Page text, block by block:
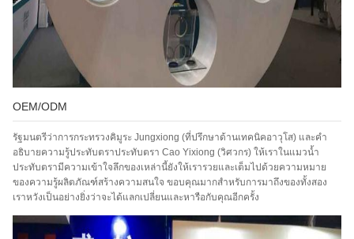
OEM/ODM
รัฐมนตรีว่าการกระทรวงคิมูระ Jungxiong (ที่ปรึกษาด้านเทคนิคอาวุโส) และคำ
อธิบายความรู้ประทับตราประทับตรา Cao Yixiong (วิศวกร) ให้เราในแมวน้ำ
ประทับตรามีความเข้าใจลึกของเหล่านี้ยังให้เรารวยและเต็มไปด้วยความหมาย
ของความรู้ผลิตภัณฑ์สร้างความสนใจ ขอบคุณมากสำหรับการมาถึงของทั้งสอง
เราหวังเป็นอย่างยิ่งว่าจะได้แลกเปลี่ยนและหารือกับคุณอีกครั้ง